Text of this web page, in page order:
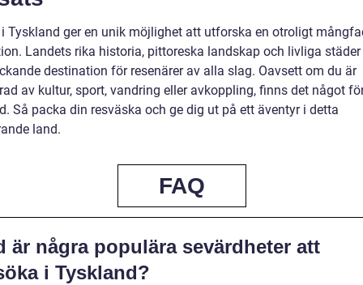
Tyskland ger en unik möjlighet att utforska en otroligt
Landets rika historia, pittoreska landskap och livliga städer
destination för resenärer av alla slag. Oavsett om du är
av kultur, sport, vandring eller avkoppling, finns det något
Så packa din resväska och ge dig ut på ett äventyr i detta
land.
FAQ
är några populära sevärdheter att
i Tyskland?